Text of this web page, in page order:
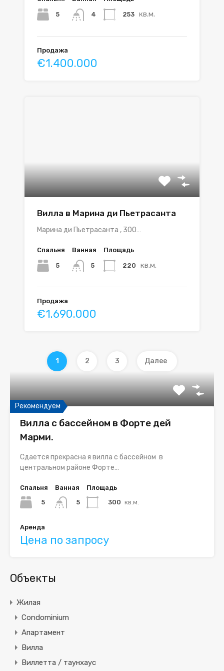
5 4 253 кв.м.
Продажа
€1.400.000
Вилла в Марина ди Пьетрасанта
Марина ди Пьетрасанта , 300…
Спальня
5
Ванная
5
Площадь
220 кв.м.
Продажа
€1.690.000
1 2 3 Далее
Рекомендуем
Вилла с бассейном в Форте дей
Марми.
Сдается прекрасна я вилла с бассейном в
центральном районе Форте…
Спальня
5
Ванная
5
Площадь
300 кв.м.
Аренда
Цена по запросу
Объекты
Жилая
Condominium
Апартамент
Вилла
Виллетта / таунхаус